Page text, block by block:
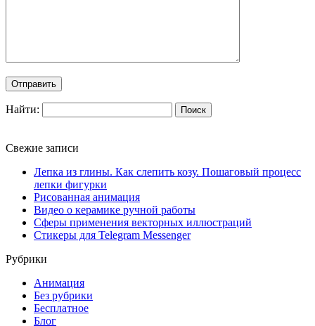
Найти:
Свежие записи
Лепка из глины. Как слепить козу. Пошаговый процесс
лепки фигурки
Рисованная анимация
Видео о керамике ручной работы
Сферы применения векторных иллюстраций
Стикеры для Telegram Messenger
Рубрики
Анимация
Без рубрики
Бесплатное
Блог